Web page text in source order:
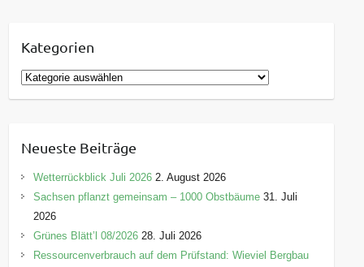
Kategorien
K
a
g
o
r
e
n
Neueste Beiträge
Wetterrückblick Juli 2026 2. August 2026
Sachsen pflanzt gemeinsam – 1000 Obstbäume 31. Juli
2026
Grünes Blätt’l 08/2026 28. Juli 2026
Ressourcenverbrauch auf dem Prüfstand: Wieviel Bergbau